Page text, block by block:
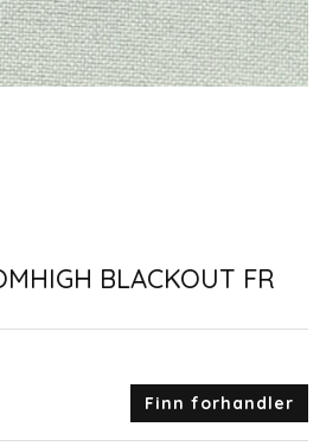
BLACKOUT FR
Finn forhandler